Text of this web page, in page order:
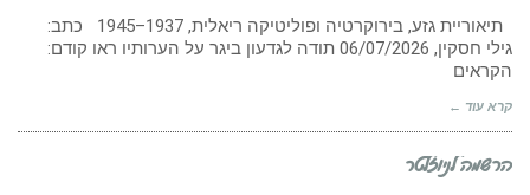
תיאוריית גזע, בירוקרטיה ופוליטיקה ריאלית, 1937–1945 כתב:
גילי חסקין, ‏06/07/2026 תודה לגדעון ביגר על הערותיו ראו קודם:
הקראים
קרא עוד ←
הרשמה לניוזלטר